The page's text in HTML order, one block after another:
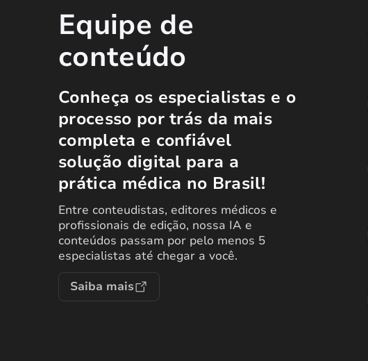
Equipe de
conteúdo
Conheça os especialistas e o
processo por trás da mais
completa e confiável
solução digital para a
prática médica no Brasil!
Entre conteudistas, editores médicos e
profissionais de edição, nossa IA e
conteúdos passam por pelo menos 5
especialistas até chegar a você.
Saiba mais